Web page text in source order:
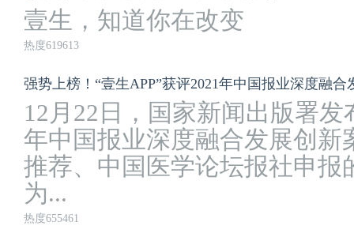
壹生，知道你在改变
热度619613
强势上榜！“壹生APP”获评2021年中国报业深度融合
12月22日，国家新闻出版署
年中国报业深度融合发展创新
推荐、中国医学论坛报社申报
为...
热度655461